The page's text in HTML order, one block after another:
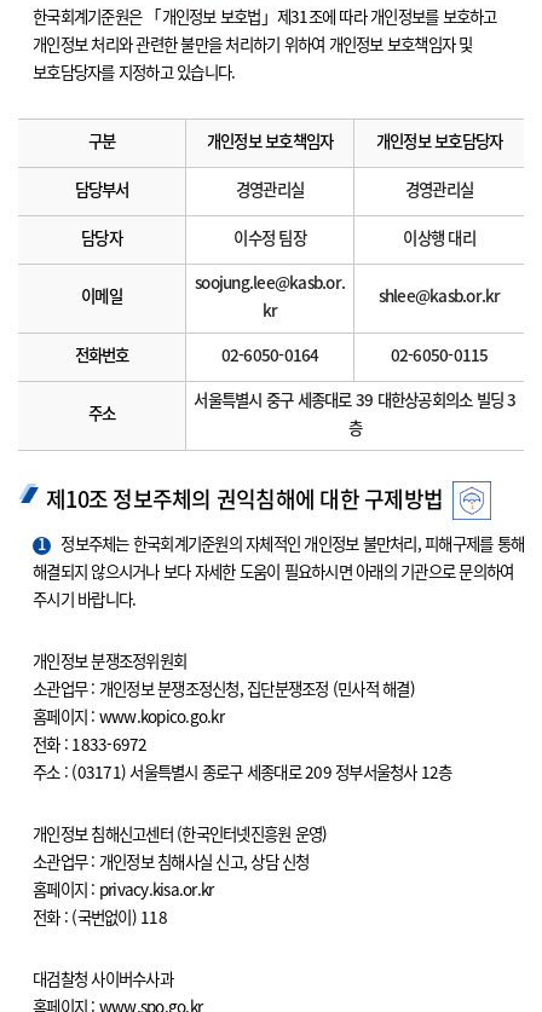
한국회계기준원은 「개인정보 보호법」제31조에 따라 개인정보를 보호하고
개인정보 처리와 관련한 불만을 처리하기 위하여 개인정보 보호책임자 및
보호담당자를 지정하고 있습니다.
구분 개인정보 보호책임자 개인정보 보호담당자
담당부서 경영관리실 경영관리실
담당자 이수정 팀장 이상행 대리
이메일
soojung.lee@kasb.or.
kr
shlee@kasb.or.kr
전화번호 02-6050-0164 02-6050-0115
주소
서울특별시 중구 세종대로 39 대한상공회의소 빌딩 3
층
제10조 정보주체의 권익침해에 대한 구제방법
1
정보주체는 한국회계기준원의 자체적인 개인정보 불만처리, 피해구제를 통해
해결되지 않으시거나 보다 자세한 도움이 필요하시면 아래의 기관으로 문의하여
주시기 바랍니다.
개인정보 분쟁조정위원회
소관업무 : 개인정보 분쟁조정신청, 집단분쟁조정 (민사적 해결)
홈페이지 : www.kopico.go.kr
전화 : 1833-6972
주소 : (03171) 서울특별시 종로구 세종대로 209 정부서울청사 12층
개인정보 침해신고센터 (한국인터넷진흥원 운영)
소관업무 : 개인정보 침해사실 신고, 상담 신청
홈페이지 : privacy.kisa.or.kr
전화 : (국번없이) 118
대검찰청 사이버수사과
홈페이지 : www.spo.go.kr